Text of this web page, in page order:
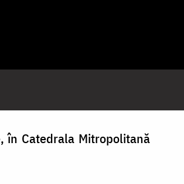
în Catedrala Mitropolitană